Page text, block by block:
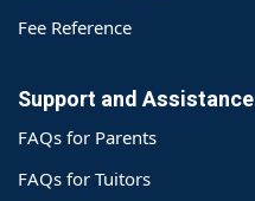
Fee Reference
Support and Assistance
FAQs for Parents
FAQs for Tuitors